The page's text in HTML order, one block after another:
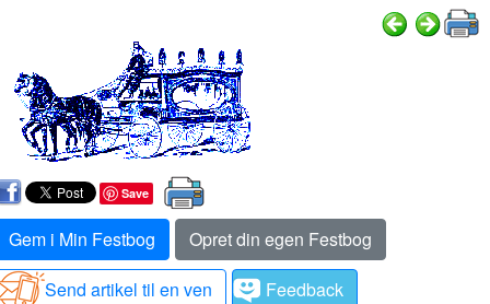
Save
Gem i Min Festbog
Opret din egen Festbog
Send artikel til en ven
Feedback